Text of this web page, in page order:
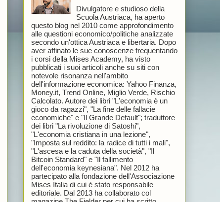
Divulgatore e studioso della
Scuola Austriaca, ha aperto
questo blog nel 2010 come approfondimento
alle questioni economico/politiche analizzate
secondo un'ottica Austriaca e libertaria. Dopo
aver affinato le sue conoscenze frequentando
i corsi della Mises Academy, ha visto
pubblicati i suoi articoli anche su siti con
notevole risonanza nell'ambito
dell'informazione economica: Yahoo Finanza,
Money.it, Trend Online, Miglio Verde, Rischio
Calcolato. Autore dei libri "L'economia è un
gioco da ragazzi", "La fine delle fallacie
economiche" e "Il Grande Default"; traduttore
dei libri "La rivoluzione di Satoshi",
"L'economia cristiana in una lezione",
"Imposta sul reddito: la radice di tutti i mali",
"L'ascesa e la caduta della società", "Il
Bitcoin Standard" e "Il fallimento
dell'economia keynesiana". Nel 2012 ha
partecipato alla fondazione dell'Associazione
Mises Italia di cui è stato responsabile
editoriale. Dal 2013 ha collaborato col